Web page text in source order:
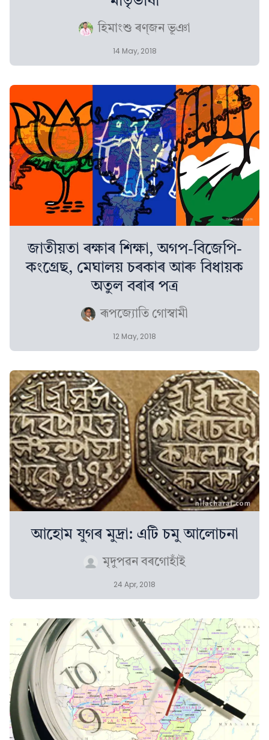
হিমাংশু ৰণ্‌জন ভূঞা
14 May, 2018
জাতীয়তা ৰক্ষাৰ শিক্ষা, অগপ-বিজেপি-
কংগ্ৰেছ, মেঘালয় চৰকাৰ আৰু বিধায়ক
অতুল বৰাৰ পত্ৰ
ৰূপজ্যোতি গোস্বামী
12 May, 2018
আহোম যুগৰ মুদ্ৰা: এটি চমু আলোচনা
মৃদুপৱন বৰগোহাঁই
24 Apr, 2018